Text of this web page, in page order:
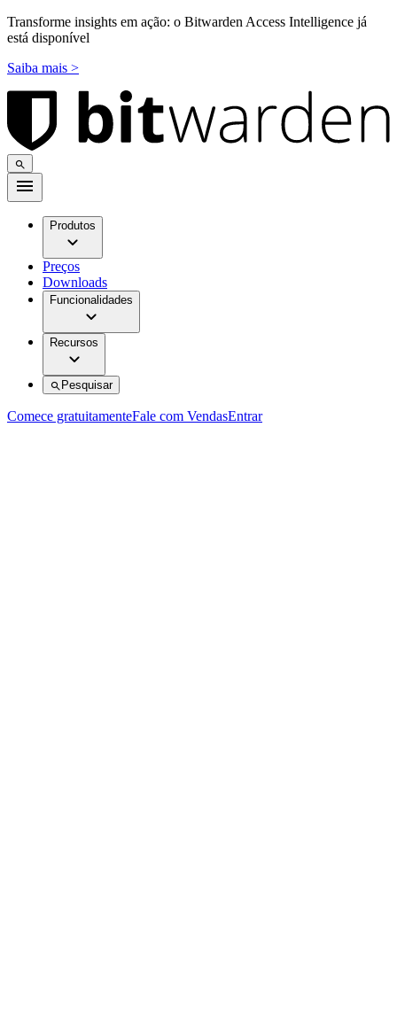
Transforme insights em ação: o Bitwarden Access Intelligence já
está disponível
Saiba mais >
Produtos
Preços
Downloads
Funcionalidades
Recursos
Pesquisar
Comece gratuitamenteFale com VendasEntrar